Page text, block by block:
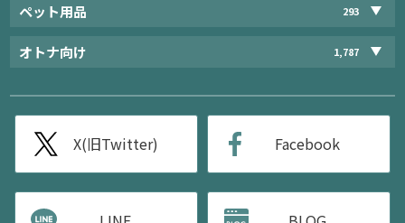
ペット用品 293
オトナ向け 1,787
X(旧Twitter) Facebook